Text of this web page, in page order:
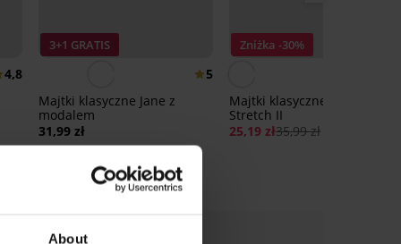
About
4,8
3+1 GRATIS
5
Majtki klasyczne Jane z
modalem
31,99 zł
Zniżka -30%
Majtki klasyczne Extra
Stretch II
25,19 zł35,99 zł